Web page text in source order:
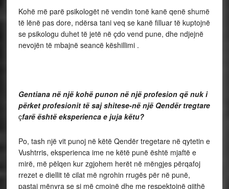
Kohë më parë psikologët në vendin tonë kanë qenë shumë
të lënë pas dore, ndërsa tani veq se kanë filluar të kuptojnë
se psikologu duhet të jetë në çdo vend pune, dhe ndjejnë
nevojën të mbajnë seancë këshillimi .
Gentiana në një kohë punon në një profesion që nuk i
përket profesionit të saj shitese-në një Qendër tregtare
çfarë është eksperienca e juja këtu?
Po, tash një vit punoj në këtë Qendër tregetare në qytetin e
Vushtrris, eksperienca ime ne këtë punë është mjaftë e
mirë, më pëlqen kur zgjohem herët në mëngjes përqafoj
rrezet e diellit të cilat më ngrohin rrugës për në punë,
pastaj mënyra se si më çmojnë dhe me respektojnë gjithë